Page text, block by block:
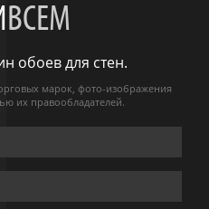
ВСЕМ
обоев для стен.
марок, фото-изображения
их правообладателей.